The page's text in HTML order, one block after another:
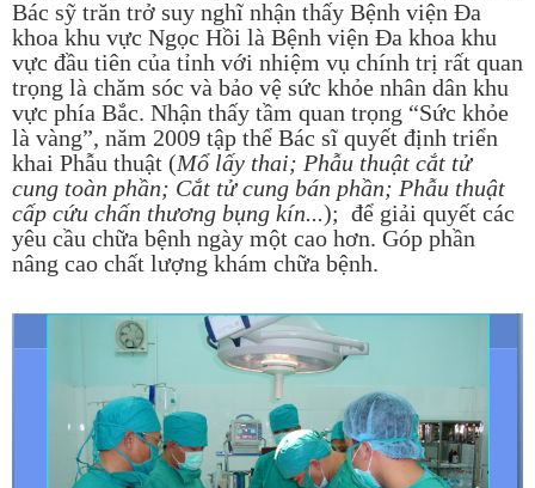
Bác sỹ trăn trở suy nghĩ nhận thấy Bệnh viện Đa
khoa khu vực Ngọc Hồi là Bệnh viện Đa khoa khu
vực đầu tiên của tỉnh với nhiệm vụ chính trị rất quan
trọng là chăm sóc và bảo vệ sức khỏe nhân dân khu
vực phía Bắc. Nhận thấy tầm quan trọng “Sức khỏe
là vàng”, năm 2009 tập thể Bác sĩ quyết định triển
khai Phẫu thuật (Mổ lấy thai; Phẫu thuật cắt tử
cung toàn phần; Cắt tử cung bán phần; Phẫu thuật
cấp cứu chấn thương bụng kín...); để giải quyết các
yêu cầu chữa bệnh ngày một cao hơn. Góp phần
nâng cao chất lượng khám chữa bệnh.